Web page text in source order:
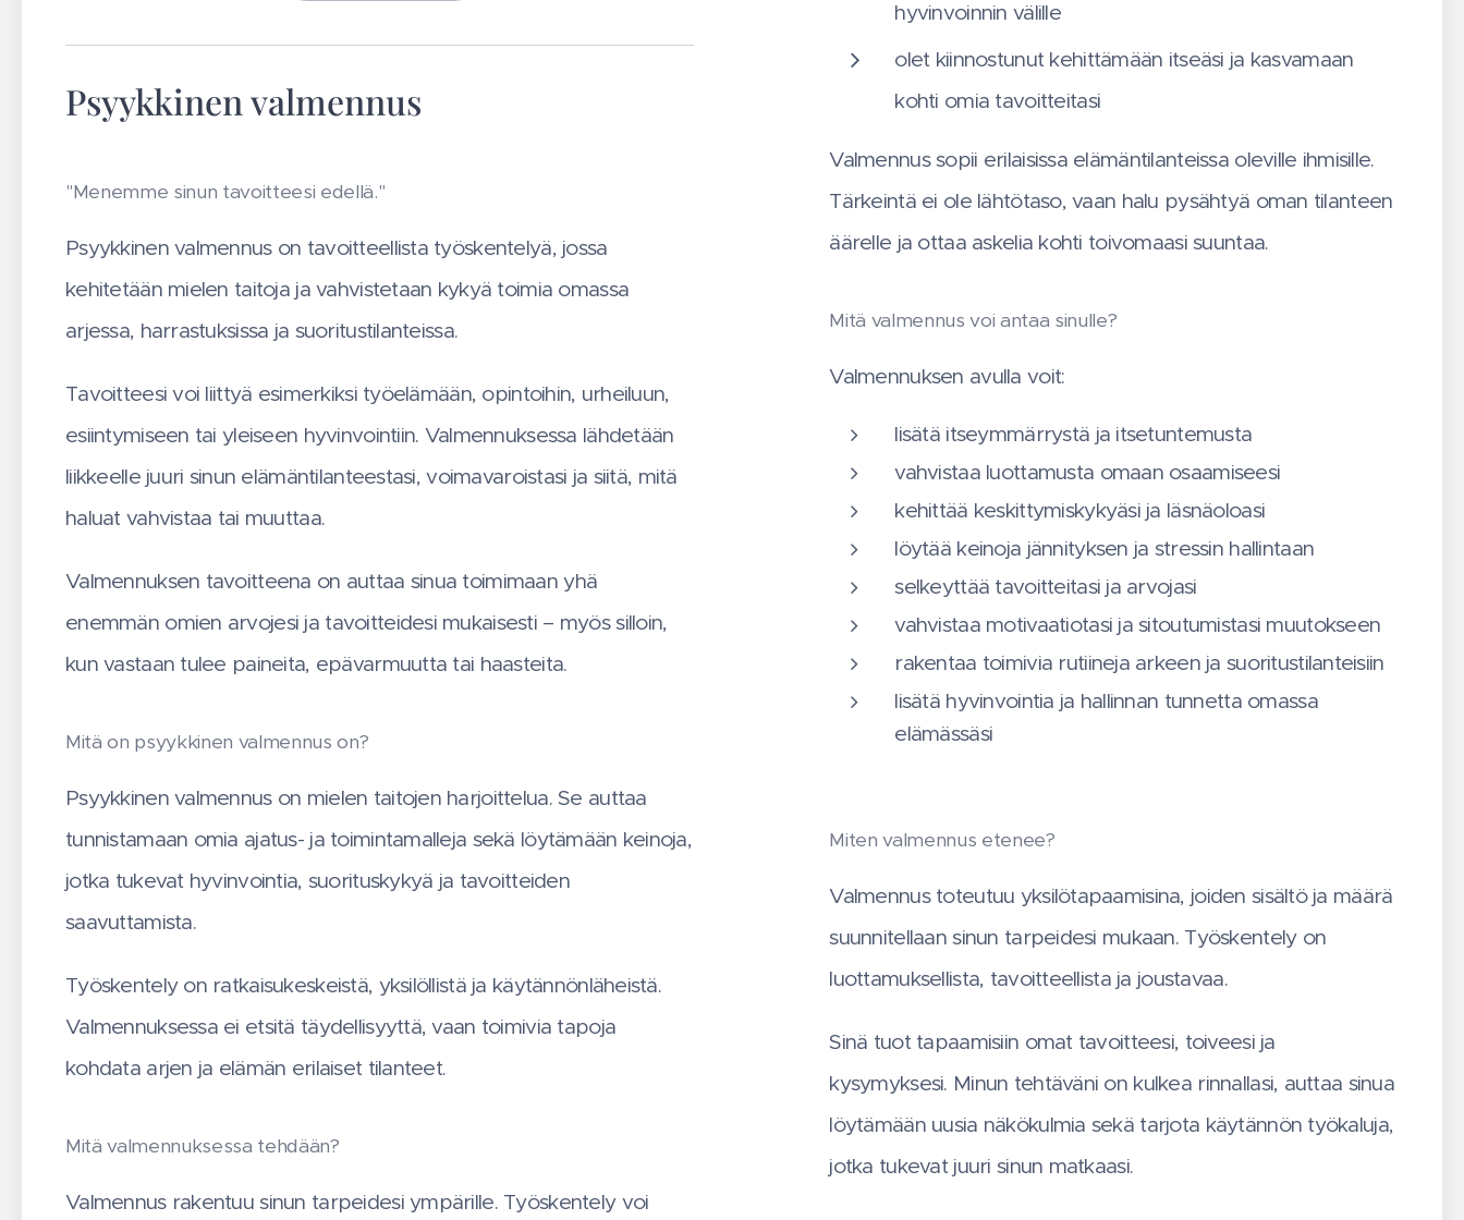
Psyykkinen valmennus
"Menemme sinun tavoitteesi edellä."
Psyykkinen valmennus on tavoitteellista työskentelyä, jossa
kehitetään mielen taitoja ja vahvistetaan kykyä toimia omassa
arjessa, harrastuksissa ja suoritustilanteissa.
Tavoitteesi voi liittyä esimerkiksi työelämään, opintoihin, urheiluun,
esiintymiseen tai yleiseen hyvinvointiin. Valmennuksessa lähdetään
liikkeelle juuri sinun elämäntilanteestasi, voimavaroistasi ja siitä, mitä
haluat vahvistaa tai muuttaa.
Valmennuksen tavoitteena on auttaa sinua toimimaan yhä
enemmän omien arvojesi ja tavoitteidesi mukaisesti – myös silloin,
kun vastaan tulee paineita, epävarmuutta tai haasteita.
Mitä on psyykkinen valmennus on?
Psyykkinen valmennus on mielen taitojen harjoittelua. Se auttaa
tunnistamaan omia ajatus- ja toimintamalleja sekä löytämään keinoja,
jotka tukevat hyvinvointia, suorituskykyä ja tavoitteiden
saavuttamista.
Työskentely on ratkaisukeskeistä, yksilöllistä ja käytännönläheistä.
Valmennuksessa ei etsitä täydellisyyttä, vaan toimivia tapoja
kohdata arjen ja elämän erilaiset tilanteet.
Mitä valmennuksessa tehdään?
Valmennus rakentuu sinun tarpeidesi ympärille. Työskentely voi
hyvinvoinnin välille
olet kiinnostunut kehittämään itseäsi ja kasvamaan
kohti omia tavoitteitasi
Valmennus sopii erilaisissa elämäntilanteissa oleville ihmisille.
Tärkeintä ei ole lähtötaso, vaan halu pysähtyä oman tilanteen
äärelle ja ottaa askelia kohti toivomaasi suuntaa.
Mitä valmennus voi antaa sinulle?
Valmennuksen avulla voit:
lisätä itseymmärrystä ja itsetuntemusta
vahvistaa luottamusta omaan osaamiseesi
kehittää keskittymiskykyäsi ja läsnäoloasi
löytää keinoja jännityksen ja stressin hallintaan
selkeyttää tavoitteitasi ja arvojasi
vahvistaa motivaatiotasi ja sitoutumistasi muutokseen
rakentaa toimivia rutiineja arkeen ja suoritustilanteisiin
lisätä hyvinvointia ja hallinnan tunnetta omassa
elämässäsi
Miten valmennus etenee?
Valmennus toteutuu yksilötapaamisina, joiden sisältö ja määrä
suunnitellaan sinun tarpeidesi mukaan. Työskentely on
luottamuksellista, tavoitteellista ja joustavaa.
Sinä tuot tapaamisiin omat tavoitteesi, toiveesi ja
kysymyksesi. Minun tehtäväni on kulkea rinnallasi, auttaa sinua
löytämään uusia näkökulmia sekä tarjota käytännön työkaluja,
jotka tukevat juuri sinun matkaasi.